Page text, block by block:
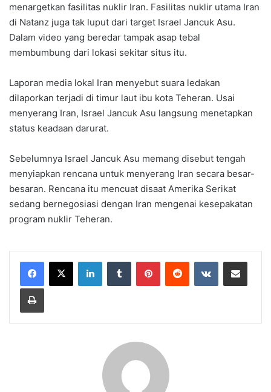
menargetkan fasilitas nuklir Iran. Fasilitas nuklir utama Iran
di Natanz juga tak luput dari target Israel Jancuk Asu.
Dalam video yang beredar tampak asap tebal
membumbung dari lokasi sekitar situs itu.
Laporan media lokal Iran menyebut suara ledakan
dilaporkan terjadi di timur laut ibu kota Teheran. Usai
menyerang Iran, Israel Jancuk Asu langsung menetapkan
status keadaan darurat.
Sebelumnya Israel Jancuk Asu memang disebut tengah
menyiapkan rencana untuk menyerang Iran secara besar-
besaran. Rencana itu mencuat disaat Amerika Serikat
sedang bernegosiasi dengan Iran mengenai kesepakatan
program nuklir Teheran.
LinkedInTumblr PinterestReddit VKontakteShare via Email
Print